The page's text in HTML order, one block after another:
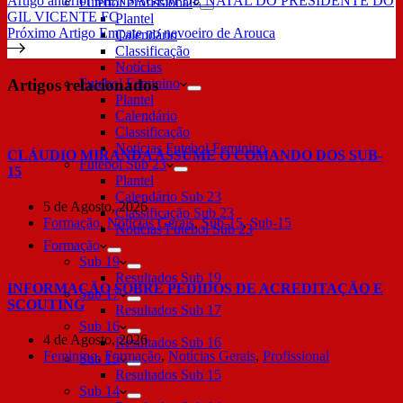
Plantel
Calendário
Classificação
Notícias
Futebol Feminino
Plantel
Calendário
Classificação
Notícias Futebol Feminino
Futebol Sub 23
Plantel
Calendário Sub 23
Classificação Sub 23
Notícias Futebol Sub 23
Formação
Sub 19
Resultados Sub 19
Sub 17
Resultados Sub 17
Sub 16
Resultados Sub 16
Sub 15
Resultados Sub 15
Sub 14
GIL VICENTE FC
Próximo Artigo Empate no nevoeiro de Arouca
Artigos relacionados
CLÁUDIO MIRANDA ASSUME O COMANDO DOS SUB-
15
5 de Agosto, 2026
Formação, Notícias Gerais,Sub-15,Sub-15
INFORMAÇÃO SOBRE PEDIDOS DE ACREDITAÇÃO E
SCOUTING
4 de Agosto, 2026
Feminino,Formação, Notícias Gerais, Profissional